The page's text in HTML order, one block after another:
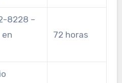
8228 –
72 horas